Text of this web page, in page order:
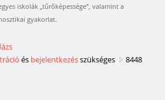
iskolák „tűrőképessége”, valamint a
gyakorlat.
és bejelentkezésszükséges
8448